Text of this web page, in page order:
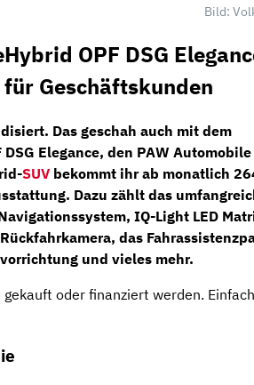
Bild:
OPF DSG
Geschäftskunden
Das geschah auch mit dem
Elegance, den PAW Automobile
SUV bekommt ihr ab monatlich
Dazu zählt das
IQ-Light LED
Rückfahrkamera, das
und vieles mehr.
oder finanziert werden.